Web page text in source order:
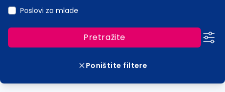
Poslovi za mlade
Pretražite
Poništite filtere